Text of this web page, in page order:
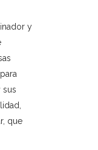
y
sus
que